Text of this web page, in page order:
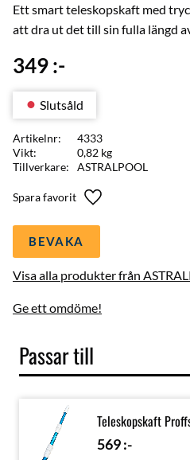
Ett smart teleskopskaft med
att dra ut det till sin fulla längd
349:-
Lägg till i favoriter
BEVAKA
Slutsåld
Artikelnr
4333
Vikt
0,82 kg
Tillverkare
ASTRALPOOL
Visa alla produkter från
Ge ett omdöme!
Passar till
Teleskopskaft
569:-